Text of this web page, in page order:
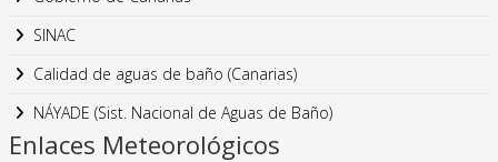
SINAC
Calidad de aguas de baño (Canarias)
NÁYADE (Sist. Nacional de Aguas de Baño)
Enlaces Meteorológicos